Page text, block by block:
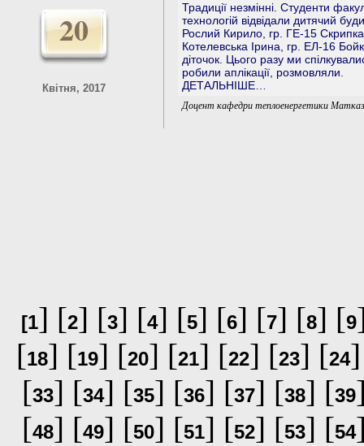
20
Квітня, 2017
Традиції незмінні. Студенти
технологій відвідали дитячий
Рослий Кирило, гр. ГЕ-15
Котелевська Ірина, гр. ЕЛ-16
діточок. Цього разу ми
робили аплікації, розмовляли.
ДЕТАЛЬНІШЕ…
Доцент кафедри теплоенергетики
[1] [2] [3] [4] [5] [6] [7] [8] [9
[18] [19] [20] [21] [22] [23] [24
[33] [34] [35] [36] [37] [38] [39
[48] [49] [50] [51] [52] [53] [54